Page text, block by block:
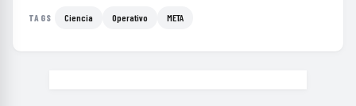
TAGS Ciencia Operativo META